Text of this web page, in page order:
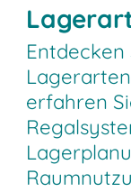
erfahren